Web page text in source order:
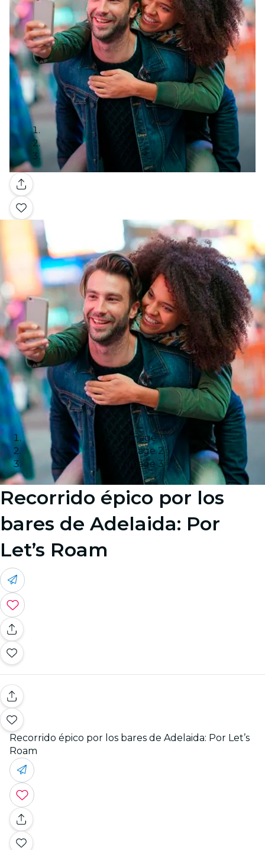
Galería
Image 1
Image 2
Image 3
Recorrido épico por los
bares de Adelaida: Por
Let’s Roam
Recorrido épico por los bares de Adelaida: Por Let’s
Roam